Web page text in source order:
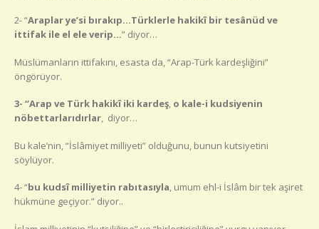
2- “Araplar ye’si bırakıp…Türklerle hakikî bir tesânüd ve
ittifak ile el ele verip…” diyor…
Müslümanların ittifakını, esasta da, “Arap-Türk kardeşliğini”
öngörüyor.
3- “Arap ve Türk hakikî iki kardeş, o kale-i kudsiyenin
nöbettarlarıdırlar, diyor…
Bu kale’nin, “İslâmiyet milliyeti” olduğunu, bunun kutsiyetini
söylüyor.
4- “bu kudsî milliyetin rabıtasıyla, umum ehl-i İslâm bir tek aşiret
hükmüne geçiyor.” diyor..